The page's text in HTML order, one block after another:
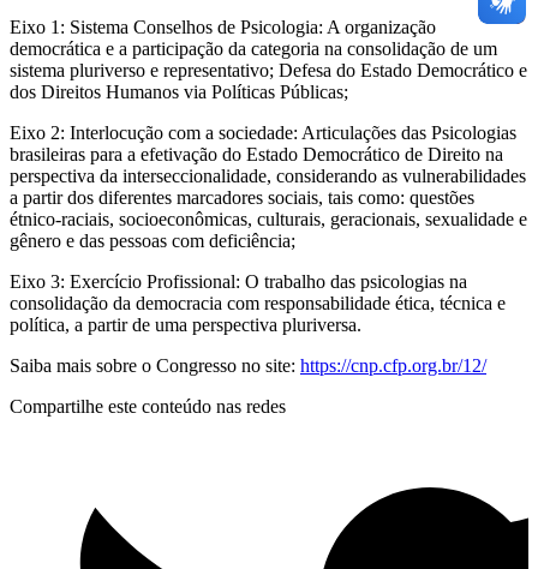
Eixo 1: Sistema Conselhos de Psicologia: A organização
democrática e a participação da categoria na consolidação de um
sistema pluriverso e representativo; Defesa do Estado Democrático e
dos Direitos Humanos via Políticas Públicas;
Eixo 2: Interlocução com a sociedade: Articulações das Psicologias
brasileiras para a efetivação do Estado Democrático de Direito na
perspectiva da interseccionalidade, considerando as vulnerabilidades
a partir dos diferentes marcadores sociais, tais como: questões
étnico-raciais, socioeconômicas, culturais, geracionais, sexualidade e
gênero e das pessoas com deficiência;
Eixo 3: Exercício Profissional: O trabalho das psicologias na
consolidação da democracia com responsabilidade ética, técnica e
política, a partir de uma perspectiva pluriversa.
Saiba mais sobre o Congresso no site: https://cnp.cfp.org.br/12/
Compartilhe este conteúdo nas redes